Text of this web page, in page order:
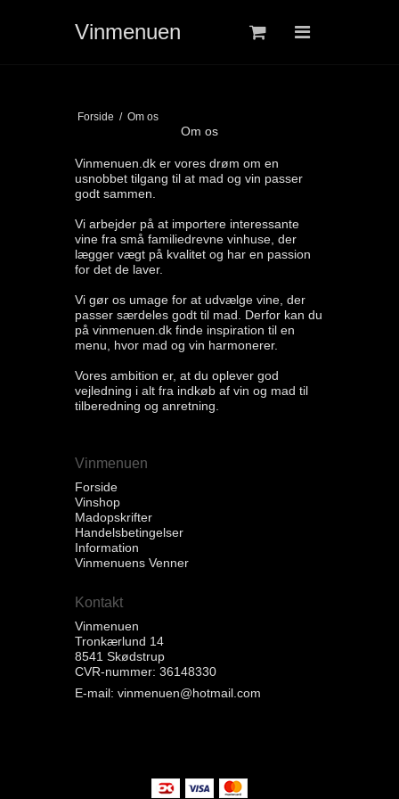
hjemmeside.Læs mere om cookies
Vinmenuen
Madopskrifter
Information
Vinmenuens Venner
Forside / Om os
Om os
Vinmenuen.dk er vores drøm om en
usnobbet tilgang til at mad og vin passer
godt sammen.
Vi arbejder på at importere interessante
vine fra små familiedrevne vinhuse, der
lægger vægt på kvalitet og har en passion
for det de laver.
Vi gør os umage for at udvælge vine, der
passer særdeles godt til mad. Derfor kan du
på vinmenuen.dk finde inspiration til en
menu, hvor mad og vin harmonerer.
Vores ambition er, at du oplever god
vejledning i alt fra indkøb af vin og mad til
tilberedning og anretning.
Vinmenuen
Forside
Vinshop
Madopskrifter
Handelsbetingelser
Information
Vinmenuens Venner
Kontakt
Vinmenuen
Tronkærlund 14
8541 Skødstrup
CVR-nummer: 36148330
E-mail: vinmenuen@hotmail.com